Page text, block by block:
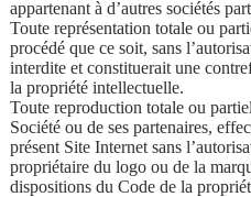
appartenant à d’autres sociétés
Toute représentation totale ou
procédé que ce soit, sans
interdite et constituerait une
la propriété intellectuelle.
Toute reproduction totale ou
Société ou de ses partenaires,
présent Site Internet sans
propriétaire du logo ou de la
dispositions du Code de la